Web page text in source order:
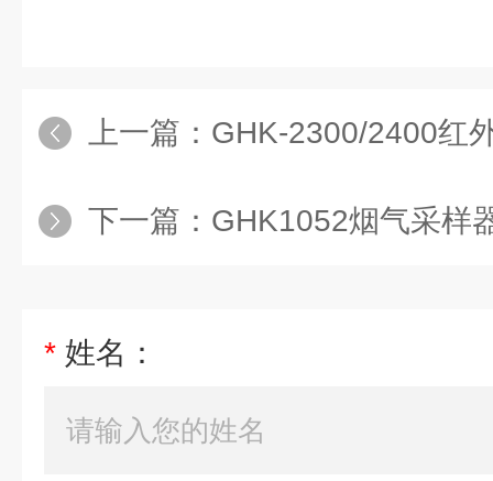
上一篇： GHK-2300/2400红外/
下一篇： GHK1052烟气采样器-
* 姓名：